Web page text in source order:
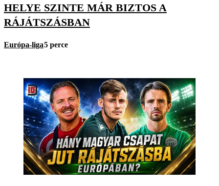
HELYE SZINTE MÁR BIZTOS A
RÁJÁTSZÁSBAN
Európa-liga5 perce